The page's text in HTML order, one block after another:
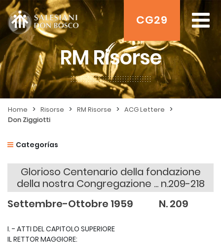
CG29
RM Risorse
Home > Risorse > RM Risorse > ACG Lettere >
Don Ziggiotti
Categorías
Glorioso Centenario della fondazione
della nostra Congregazione ... n.209-218
Settembre-Ottobre 1959 N. 209
I. - ATTI DEL CAPITOLO SUPERIORE
IL RETTOR MAGGIORE: